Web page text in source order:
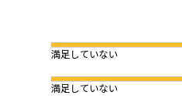
満足していない
満足していない